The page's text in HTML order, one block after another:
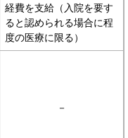
経費を支給（入院を要す
ると認められる場合に程
度の医療に限る）
－